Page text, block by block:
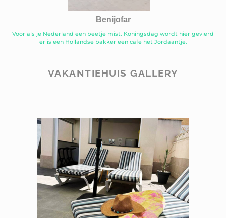
Benijofar
Voor als je Nederland een beetje mist. Koningsdag wordt hier gevierd
er is een Hollandse bakker een cafe het Jordaantje.
VAKANTIEHUIS GALLERY